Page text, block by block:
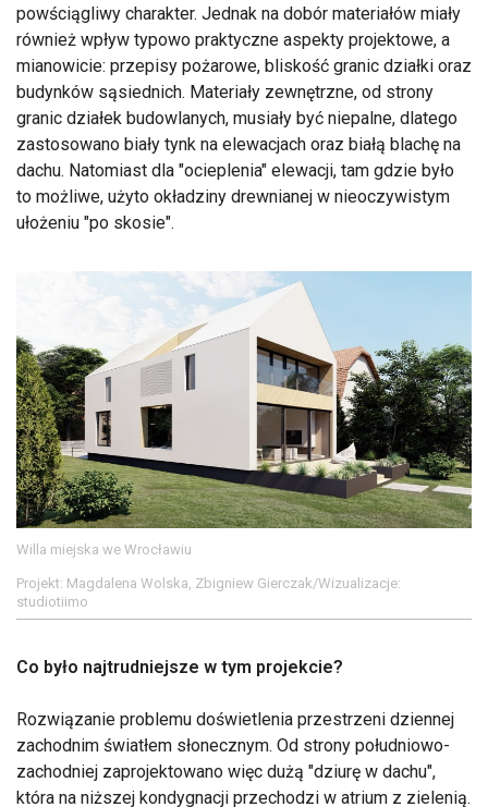
powściągliwy charakter. Jednak na dobór materiałów miały
również wpływ typowo praktyczne aspekty projektowe, a
mianowicie: przepisy pożarowe, bliskość granic działki oraz
budynków sąsiednich. Materiały zewnętrzne, od strony
granic działek budowlanych, musiały być niepalne, dlatego
zastosowano biały tynk na elewacjach oraz białą blachę na
dachu. Natomiast dla "ocieplenia" elewacji, tam gdzie było
to możliwe, użyto okładziny drewnianej w nieoczywistym
ułożeniu "po skosie".
Willa miejska we Wrocławiu
Projekt: Magdalena Wolska, Zbigniew Gierczak/Wizualizacje:
studiotiimo
Co było najtrudniejsze w tym projekcie?
Rozwiązanie problemu doświetlenia przestrzeni dziennej
zachodnim światłem słonecznym. Od strony południowo-
zachodniej zaprojektowano więc dużą "dziurę w dachu",
która na niższej kondygnacji przechodzi w atrium z zielenią.